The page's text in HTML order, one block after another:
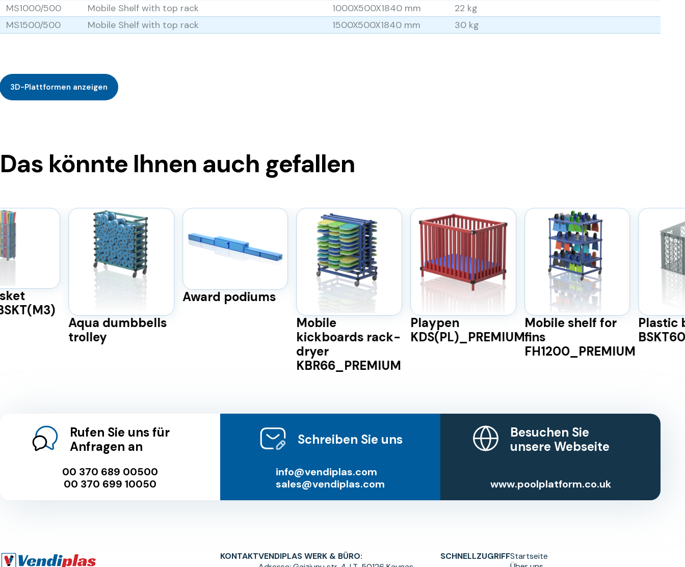
MS1000/500
Mobile Shelf with top rack 1000X500X1840 mm
22 kg
MS1500/500
Mobile Shelf with top rack 1500X500X1840 mm 30 kg
3D-Plattformen anzeigen
Das könnte Ihnen auch gefallen
Aqua dumbbells
trolley
Award podiums
Mobile
kickboards rack-
dryer
KBR66_PREMIUM
Playpen
KDS(PL)_PREMIUM
Mobile shelf for
fins
FH1200_PREMIUM
Plastic
Rufen Sie uns für
Anfragen an
00 370 689 00500
00 370 699 10050
Schreiben Sie uns
info@vendiplas.com
sales@vendiplas.com
Besuchen Sie
unsere Webseite
www.poolplatform.co.uk
KONTAKTVENDIPLAS WERK & BÜRO:
SCHNELLZUGRIFFStartseite